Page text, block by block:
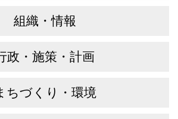
組織・情報
政・施策・計画
ちづくり・環境